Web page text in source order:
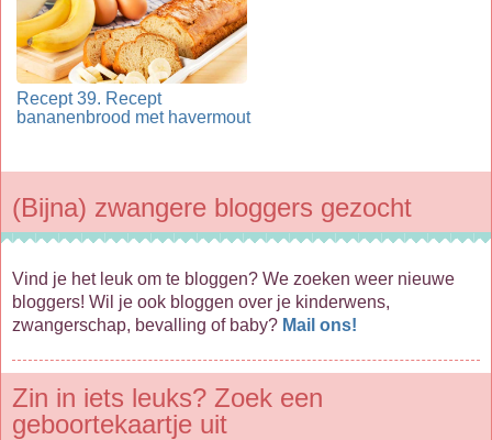
Recept 39. Recept
bananenbrood met havermout
(Bijna) zwangere bloggers gezocht
Vind je het leuk om te bloggen? We zoeken weer nieuwe
bloggers! Wil je ook bloggen over je kinderwens,
zwangerschap, bevalling of baby? Mail ons!
Zin in iets leuks? Zoek een
geboortekaartje uit